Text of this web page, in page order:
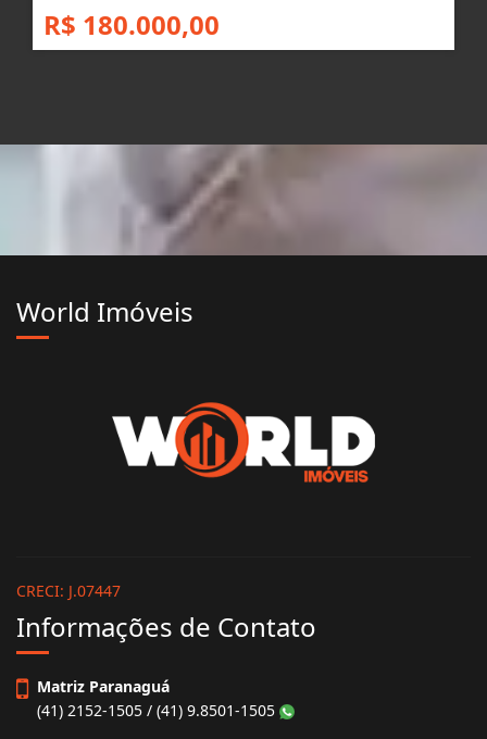
R$ 180.000,00
World Imóveis
CRECI: J.07447
Informações de Contato
Matriz Paranaguá
(41) 2152-1505 / (41) 9.8501-1505